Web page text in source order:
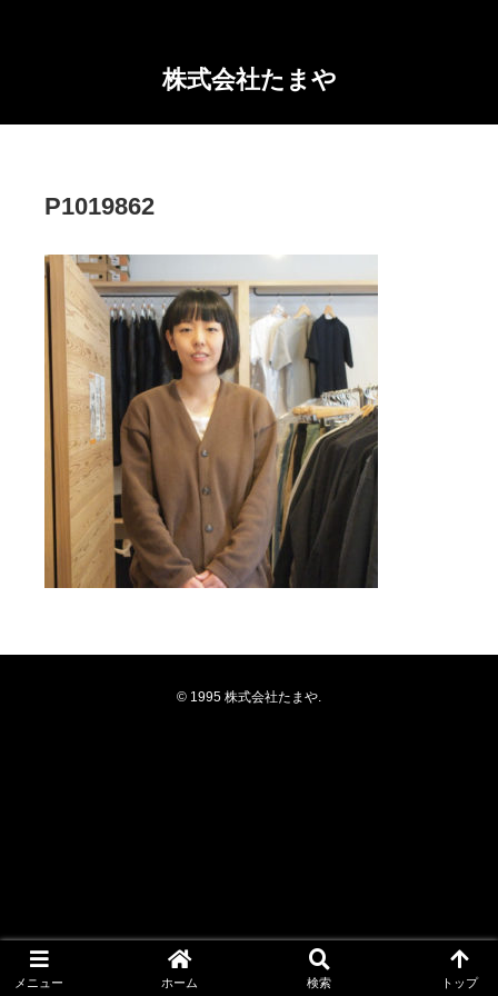
株式会社たまや
P1019862
© 1995 株式会社たまや.
メニュー ホーム 検索 トップ